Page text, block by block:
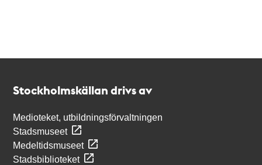
Stockholmskällan drivs av
Medioteket, utbildningsförvaltningen
Stadsmuseet
Medeltidsmuseet
Stadsbiblioteket